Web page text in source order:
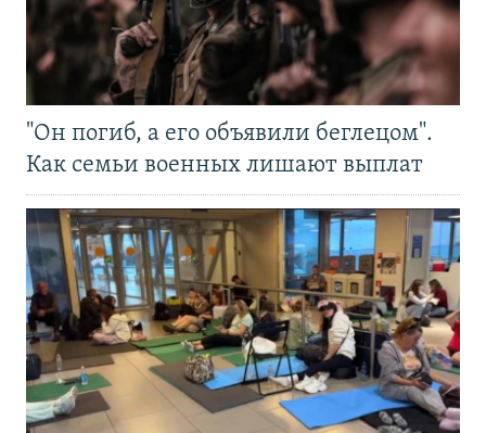
"Он погиб, а его объявили беглецом".
Как семьи военных лишают выплат